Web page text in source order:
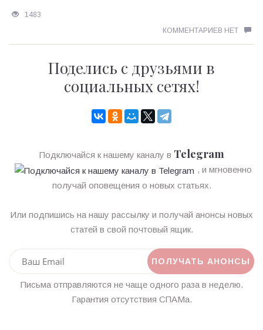
1483
КОММЕНТАРИЕВ НЕТ
Поделись с друзьями в
социальных сетях!
Подключайся к нашему каналу в Telegram
, и мгновенно
получай оповещения о новых статьях.
Или подпишись на нашу рассылку и получай анонсы новых
статей в свой почтовый ящик.
Письма отправляются не чаще одного раза в неделю.
Гарантия отсутствия СПАМа.